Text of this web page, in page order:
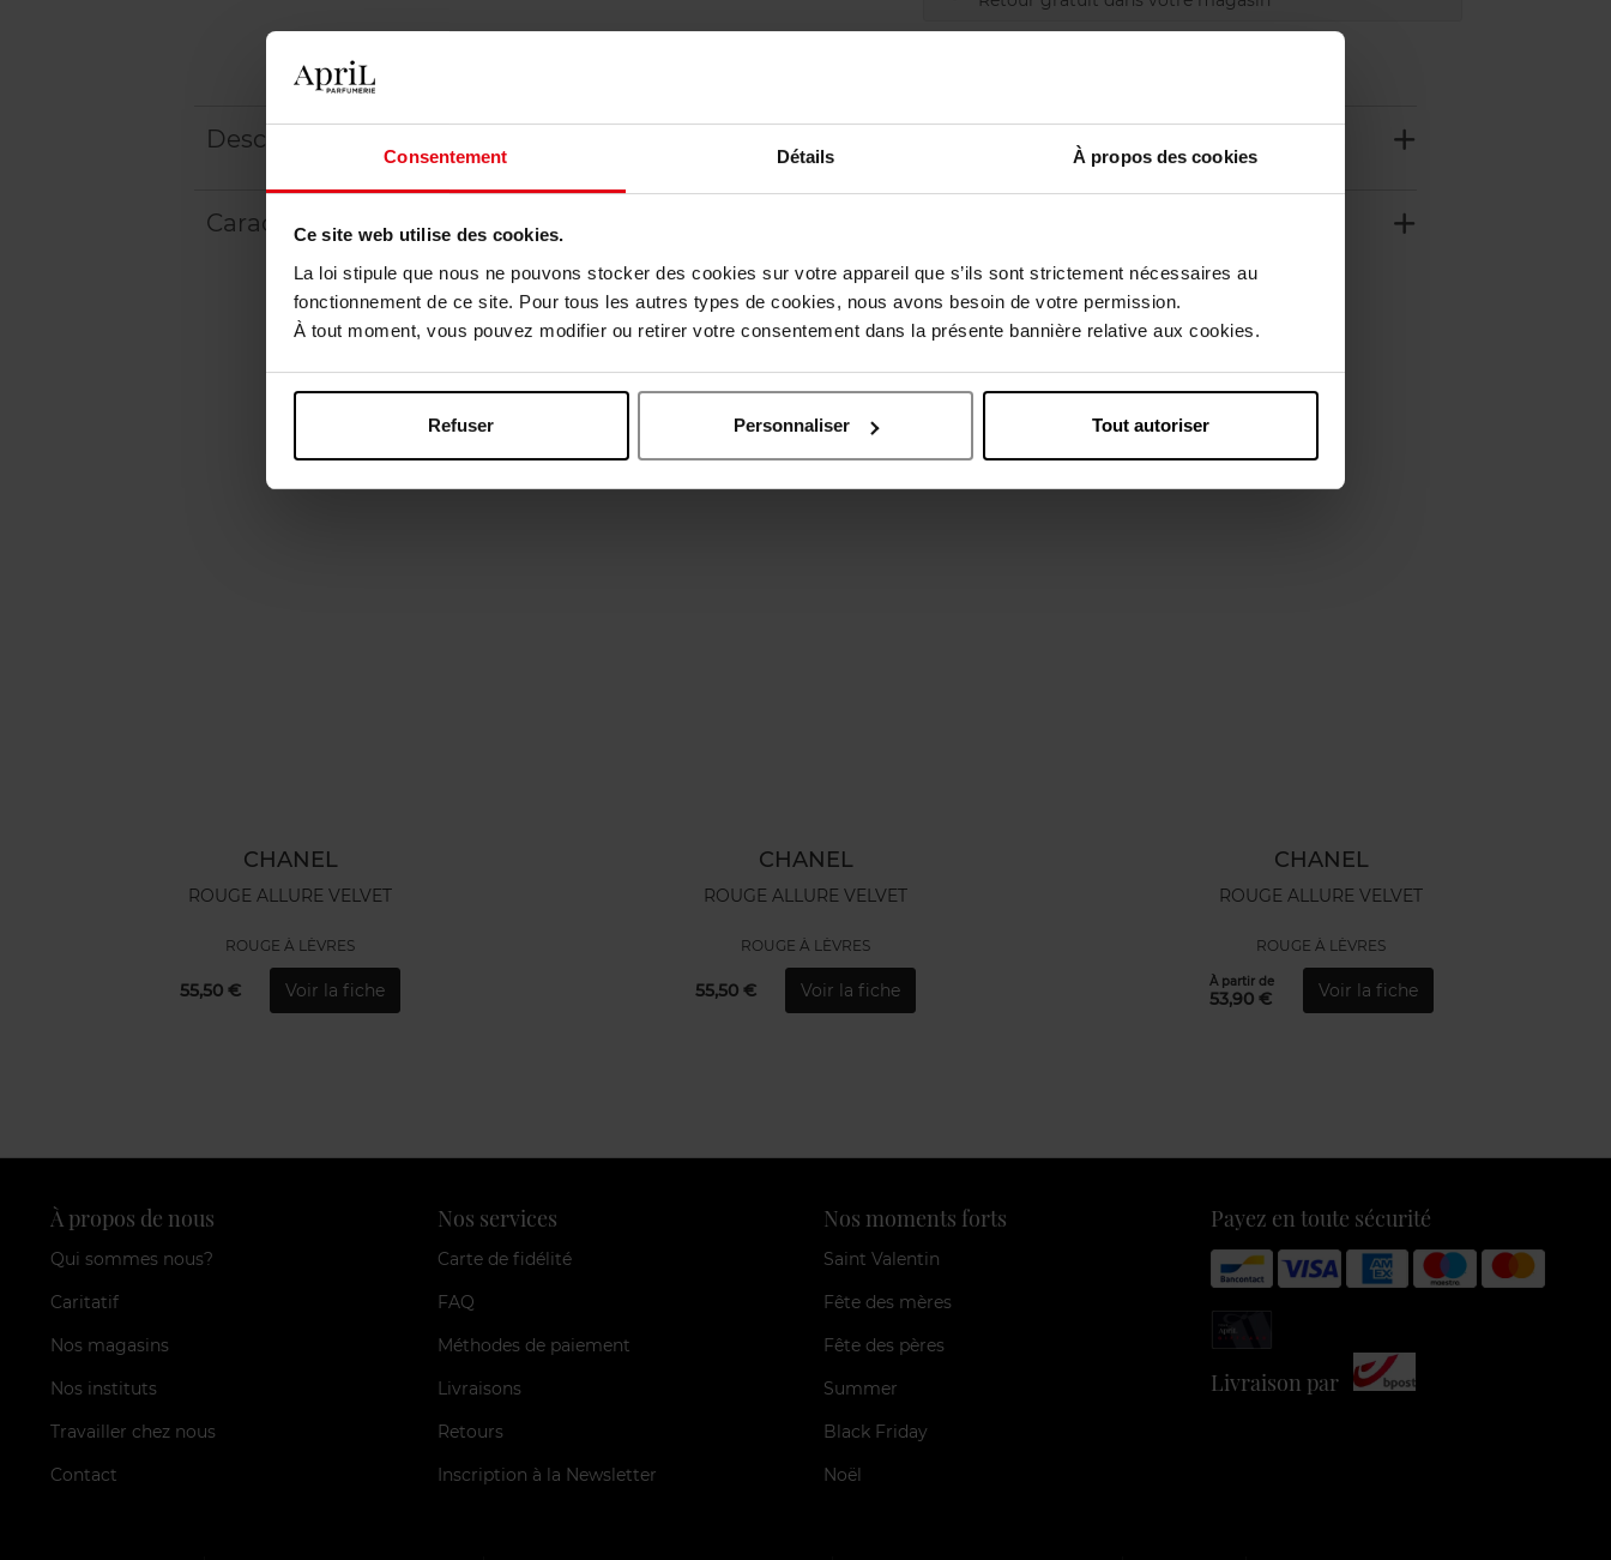
Consentement Détails À propos des cookies
Ce site web utilise des cookies.
La loi stipule que nous ne pouvons stocker des cookies sur votre appareil que s’ils sont strictement nécessaires au
fonctionnement de ce site. Pour tous les autres types de cookies, nous avons besoin de votre permission.
À tout moment, vous pouvez modifier ou retirer votre consentement dans la présente bannière relative aux cookies.
Refuser Personnaliser Tout autoriser
Description
Caractéristiques
Oublié quelque chose ?
CHANEL
ROUGE ALLURE VELVET
ROUGE À LÈVRES
55,50 € Voir la fiche
CHANEL
ROUGE ALLURE VELVET
ROUGE À LÈVRES
55,50 € Voir la fiche
CHANEL
ROUGE ALLURE VELVET
ROUGE À LÈVRES
À partir de
53,90 € Voir la fiche
À propos de nous
Qui sommes nous?
Caritatif
Nos magasins
Nos instituts
Travailler chez nous
Contact
Nos services
Carte de fidélité
FAQ
Méthodes de paiement
Livraisons
Retours
Inscription à la Newsletter
Nos moments forts
Saint Valentin
Fête des mères
Fête des pères
Summer
Black Friday
Noël
Payez en toute sécurité
Livraison par